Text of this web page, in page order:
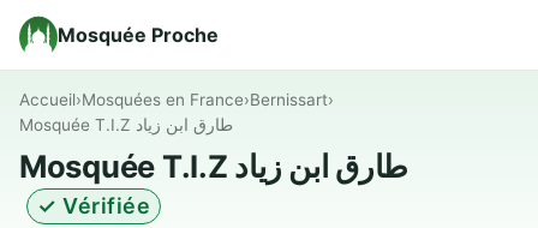
Mosquée Proche
Accueil›Mosquées en France›Bernissart›
Mosquée T.I.Z طارق ابن زياد
Mosquée T.I.Z طارق ابن زياد
✓ Vérifiée